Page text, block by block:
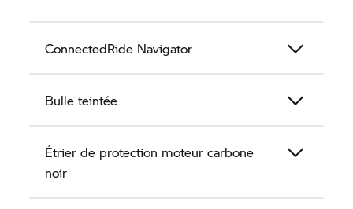
ConnectedRide Navigator
Bulle teintée
Étrier de protection moteur carbone
noir